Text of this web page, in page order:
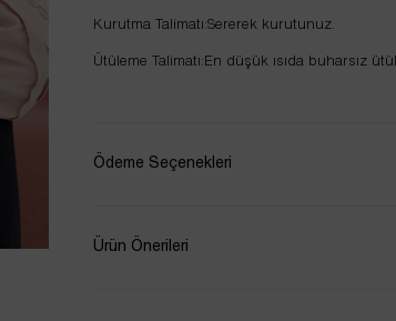
Kurutma Talimatı:Sererek kurutunuz.
Ütüleme Talimatı:En düşük ısıda buharsız
Ödeme Seçenekleri
Ürün Önerileri